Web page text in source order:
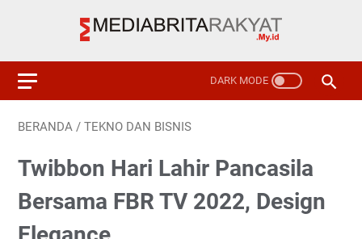
BERANDA / TEKNO DAN BISNIS
Twibbon Hari Lahir Pancasila
Bersama FBR TV 2022, Design